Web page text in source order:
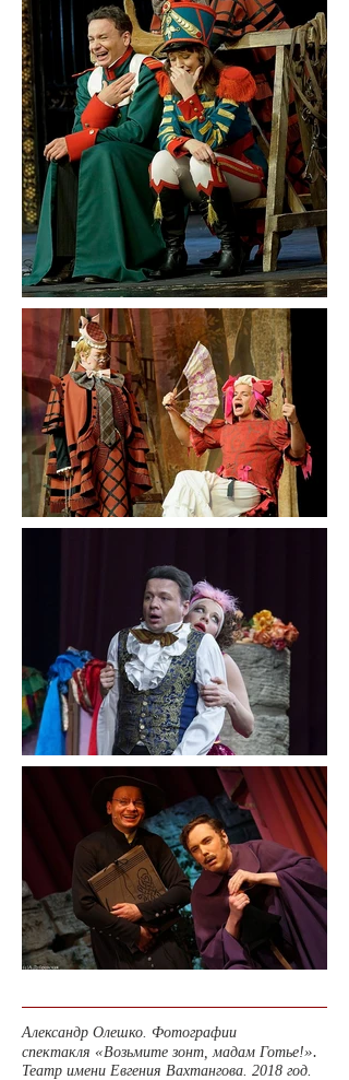
Александр Олешко. Фотографии
спектакля «Возьмите зонт, мадам Готье!».
Театр имени Евгения Вахтангова. 2018 год.